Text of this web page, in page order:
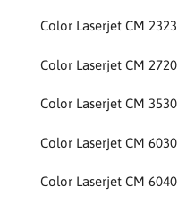
Color Laserjet CM 2323
Color Laserjet CM 2720
Color Laserjet CM 3530
Color Laserjet CM 6030
Color Laserjet CM 6040